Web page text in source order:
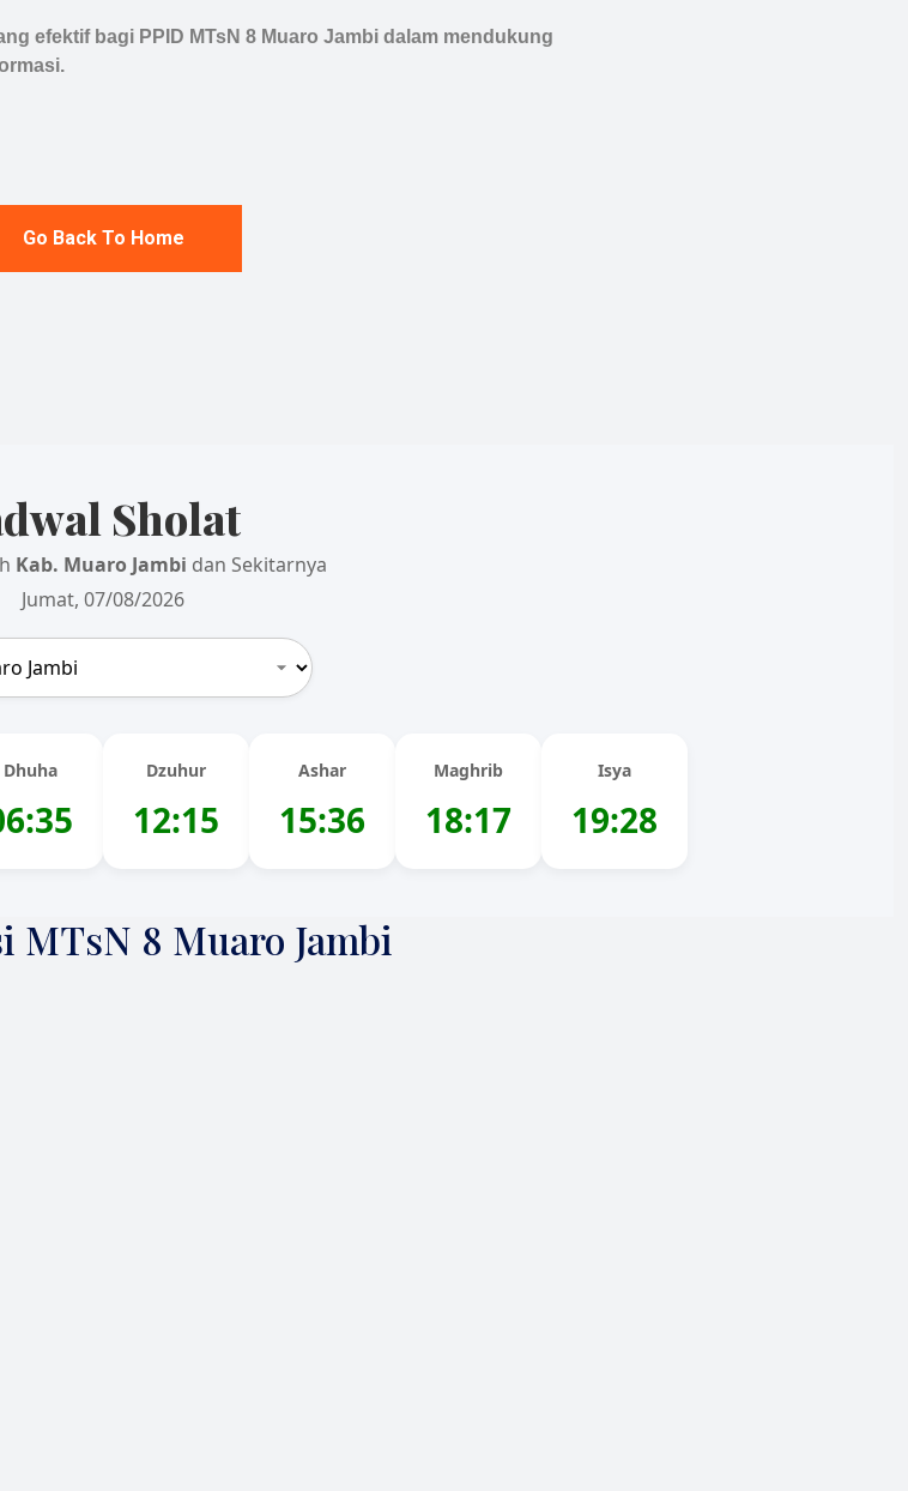
efektif bagi PPID MTsN 8 Muaro Jambi dalam mendukung
Go Back To Home
Sholat
Kab. Muaro Jambi dan Sekitarnya
Jumat, 07/08/2026
Dhuha Dzuhur
12:15
Ashar
15:36
Maghrib
18:17
Isya
19:28
MTsN 8 Muaro Jambi